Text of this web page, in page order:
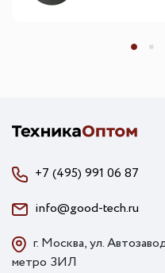
+7 (495) 991 06 87
info@good-tech.ru
г. Москва, ул.
метро ЗИЛ